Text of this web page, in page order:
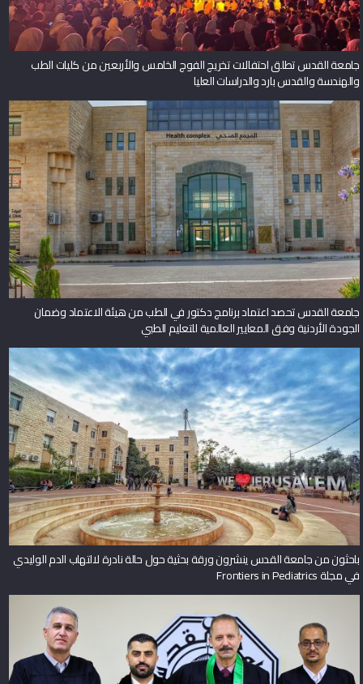
جامعة القدس تطلق احتفالات تخريج الفوج الخامس والأربعين من كليات الطب
والهندسة والقدس بارد والدراسات العليا
جامعة القدس تحصد اعتماد برنامج دكتور في الطب من هيئة الاعتماد وضمان
الجودة الأردنية وفق المعايير العالمية للتعليم الطبي
باحثون من جامعة القدس ينشرون ورقة بحثية حول حالة نادرة لالتهاب الدم الوليدي
في مجلة Frontiers in Pediatrics